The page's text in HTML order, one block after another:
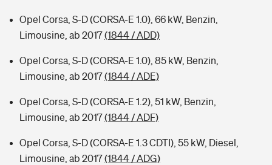
Opel Corsa, S-D (CORSA-E 1.0), 66 kW, Benzin,
Limousine, ab 2017(1844 / ADD)
Opel Corsa, S-D (CORSA-E 1.0), 85 kW, Benzin,
Limousine, ab 2017(1844 / ADE)
Opel Corsa, S-D (CORSA-E 1.2), 51 kW, Benzin,
Limousine, ab 2017(1844 / ADF)
Opel Corsa, S-D (CORSA-E 1.3 CDTI), 55 kW, Diesel,
Limousine, ab 2017(1844 / ADG)